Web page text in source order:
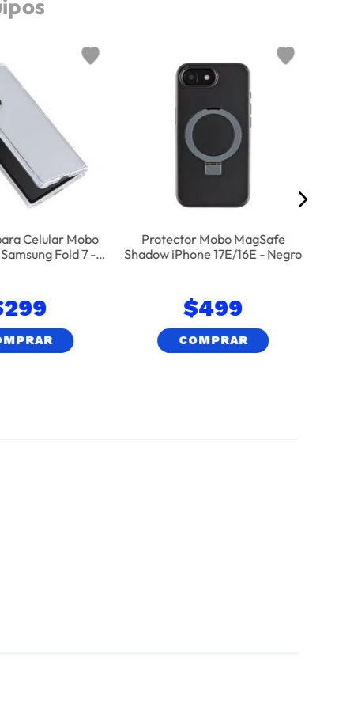
Celular Mobo
Fold 7 -
299
Protector Mobo MagSafe
Shadow iPhone 17E/16E - Negro
$499
COMPRAR